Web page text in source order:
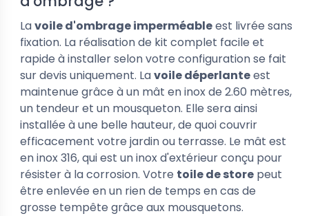
Lavoile d'ombrage imperméableest livrée sans
fixation. La réalisation de kit complet facile et
rapide à installer selon votre configuration se fait
sur devis uniquement. Lavoile déperlanteest
maintenue grâce à un mât en inox de 2.60 mètres,
un tendeur et un mousqueton. Elle sera ainsi
installée à une belle hauteur, de quoi couvrir
efficacement votre jardin ou terrasse. Le mât est
en inox 316, qui est un inox d'extérieur conçu pour
résister à la corrosion. Votre toile de store peut
être enlevée en un rien de temps en cas de
grosse tempête grâce aux mousquetons.